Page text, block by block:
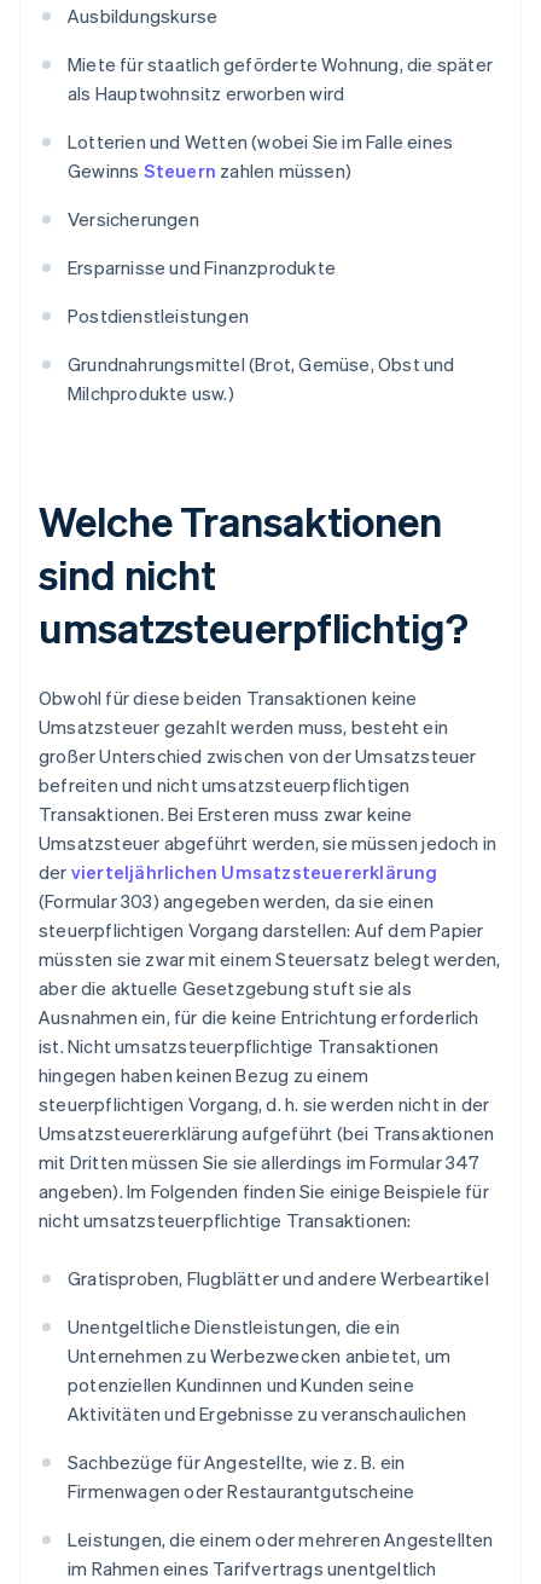
Ausbildungskurse
Miete für staatlich geförderte Wohnung, die später
als Hauptwohnsitz erworben wird
Lotterien und Wetten (wobei Sie im Falle eines
Gewinns Steuern zahlen müssen)
Versicherungen
Ersparnisse und Finanzprodukte
Postdienstleistungen
Grundnahrungsmittel (Brot, Gemüse, Obst und
Milchprodukte usw.)
Welche Transaktionen
sind nicht
umsatzsteuerpflichtig?
Obwohl für diese beiden Transaktionen keine
Umsatzsteuer gezahlt werden muss, besteht ein
großer Unterschied zwischen von der Umsatzsteuer
befreiten und nicht umsatzsteuerpflichtigen
Transaktionen. Bei Ersteren muss zwar keine
Umsatzsteuer abgeführt werden, sie müssen jedoch in
der vierteljährlichen Umsatzsteuererklärung
(Formular 303) angegeben werden, da sie einen
steuerpflichtigen Vorgang darstellen: Auf dem Papier
müssten sie zwar mit einem Steuersatz belegt werden,
aber die aktuelle Gesetzgebung stuft sie als
Ausnahmen ein, für die keine Entrichtung erforderlich
ist. Nicht umsatzsteuerpflichtige Transaktionen
hingegen haben keinen Bezug zu einem
steuerpflichtigen Vorgang, d. h. sie werden nicht in der
Umsatzsteuererklärung aufgeführt (bei Transaktionen
mit Dritten müssen Sie sie allerdings im Formular 347
angeben). Im Folgenden finden Sie einige Beispiele für
nicht umsatzsteuerpflichtige Transaktionen:
Gratisproben, Flugblätter und andere Werbeartikel
Unentgeltliche Dienstleistungen, die ein
Unternehmen zu Werbezwecken anbietet, um
potenziellen Kundinnen und Kunden seine
Aktivitäten und Ergebnisse zu veranschaulichen
Sachbezüge für Angestellte, wie z. B. ein
Firmenwagen oder Restaurantgutscheine
Leistungen, die einem oder mehreren Angestellten
im Rahmen eines Tarifvertrags unentgeltlich